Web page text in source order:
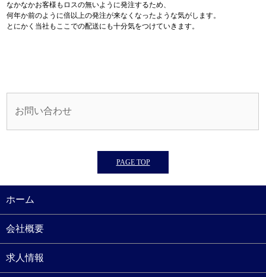
なかなかお客様もロスの無いように発注するため、
何年か前のように倍以上の発注が来なくなったような気がします。
とにかく当社もここでの配送にも十分気をつけていきます。
お問い合わせ
PAGE TOP
ホーム
会社概要
求人情報